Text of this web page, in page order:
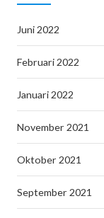
Juni 2022
Februari 2022
Januari 2022
November 2021
Oktober 2021
September 2021